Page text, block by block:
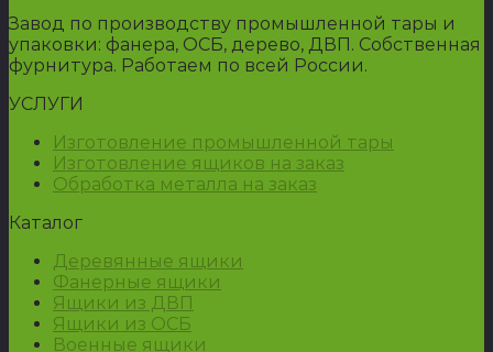
Завод по производству промышленной тары и
упаковки: фанера, ОСБ, дерево, ДВП. Собственная
фурнитура. Работаем по всей России.
УСЛУГИ
Изготовление промышленной тары
Изготовление ящиков на заказ
Обработка металла на заказ
Каталог
Деревянные ящики
Фанерные ящики
Ящики из ДВП
Ящики из ОСБ
Военные ящики